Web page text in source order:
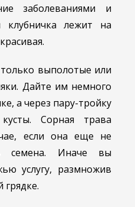
заболеваниями и
клубничка лежит на
выполотые или
Дайте им немного
а через пару-тройку
Сорная трава
если она еще не
семена. Иначе вы
услугу, размножив
грядке.